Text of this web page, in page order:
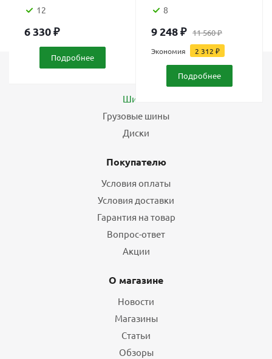
12
6 330₽
Подробнее
8
9 248₽ 11 560₽
Экономия 2 312 ₽
Подробнее
Шины
Грузовые шины
Диски
Покупателю
Условия оплаты
Условия доставки
Гарантия на товар
Вопрос-ответ
Акции
О магазине
Новости
Магазины
Статьи
Обзоры